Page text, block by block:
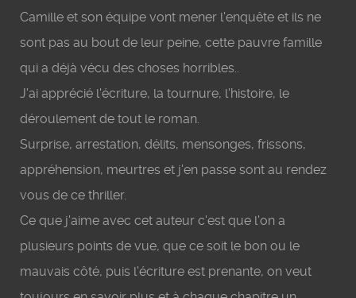
Camille et son équipe vont mener l'enquête et ils ne
sont pas au bout de leur peine, cette pauvre famille
qui a déjà vécu des choses horribles..
J'ai apprécié l'écriture, la tournure, l'histoire, le
déroulement de tout le roman.
Surprise, arrestation, délits, mensonges, frissons,
appréhension, meurtres et j'en passe sont au rendez
vous de ce thriller.
Ce que j'aime avec cet auteur c'est que l'on a
plusieurs points de vue, que ce soit le bon ou le
mauvais côté, puis l'écriture est prenante, on veut